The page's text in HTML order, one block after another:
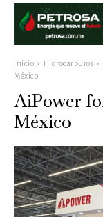
Inicio Hidrocarburos
México
AiPower
México